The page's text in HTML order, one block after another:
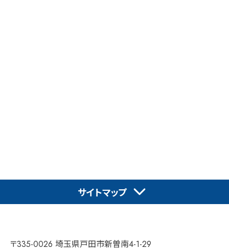
サイトマップ
〒335-0026 埼玉県戸田市新曽南4-1-29